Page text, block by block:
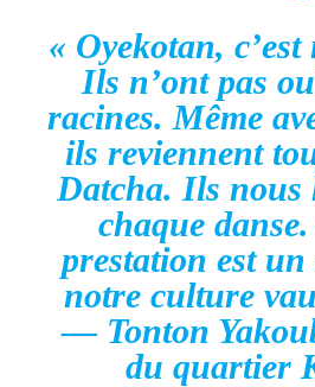
« Oyekotan,
Ils n’ont pas
racines. Même
ils reviennent
Datcha. Ils nous
chaque
prestation est
notre culture
— Tonton
du quartier